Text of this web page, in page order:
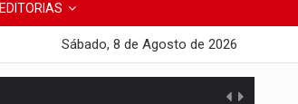
EDITORIAS
Sábado, 8 de Agosto de 2026